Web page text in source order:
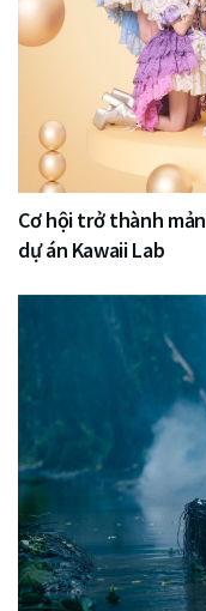
Cơ hội trở thành
dự án Kawaii Lab